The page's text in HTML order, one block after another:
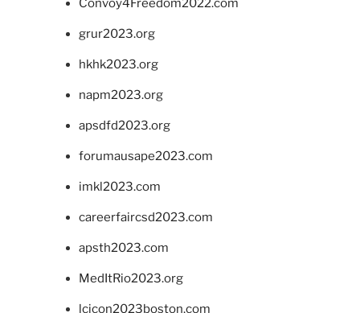
Convoy4Freedom2022.com
grur2023.org
hkhk2023.org
napm2023.org
apsdfd2023.org
forumausape2023.com
imkl2023.com
careerfaircsd2023.com
apsth2023.com
MedItRio2023.org
lcicon2023boston.com